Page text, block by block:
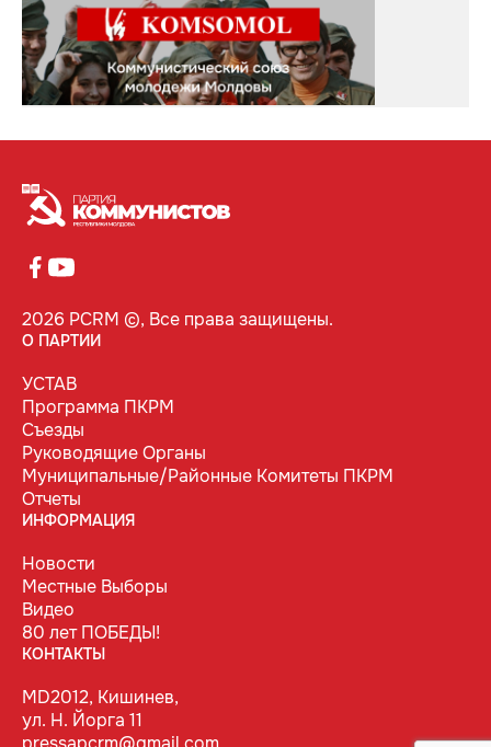
2026 PCRM ©, Все права защищены.
О ПАРТИИ
УСТАВ
Программа ПКРМ
Съезды
Руководящие Органы
Муниципальные/Районные Комитеты ПКРМ
Отчеты
ИНФОРМАЦИЯ
Новости
Местные Выборы
Видео
80 лет ПОБЕДЫ!
КОНТАКТЫ
MD2012, Кишинев,
ул. Н. Йорга 11